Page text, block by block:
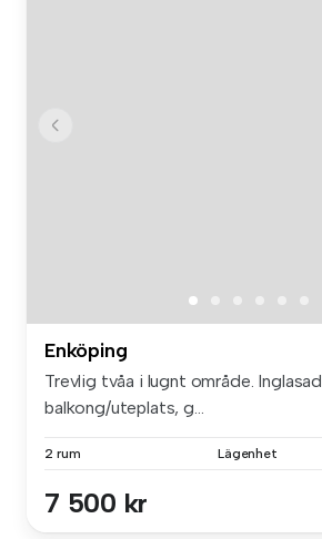
Enköping
Trevlig tvåa i lugnt område. Inglasad
balkong/uteplats, g...
2 rum Lägenhet
7 500 kr